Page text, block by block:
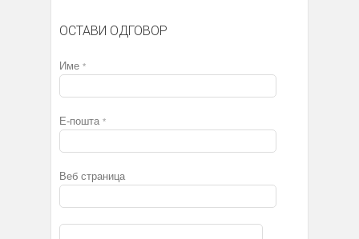
ОСТАВИ ОДГОВОР
Име *
Е-пошта *
Веб страница